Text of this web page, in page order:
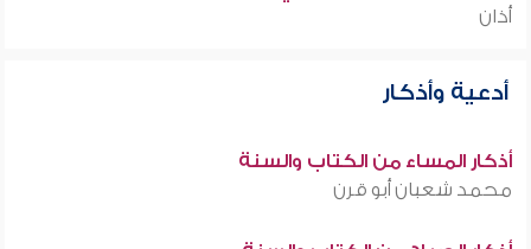
أذان
أدعية وأذكار
أذكار المساء من الكتاب والسنة
محمد شعبان أبو قرن